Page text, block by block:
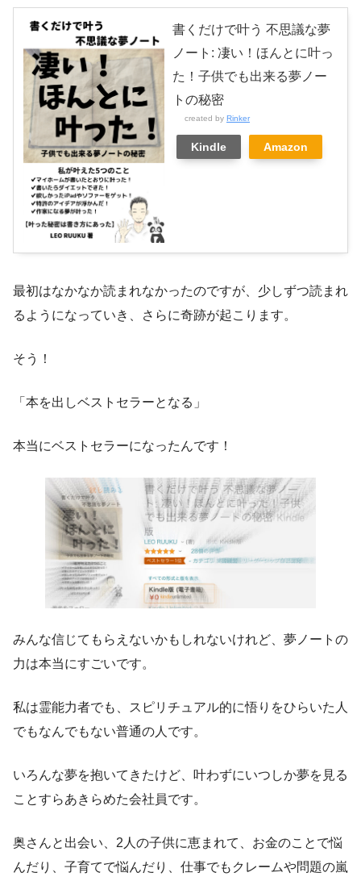
書くだけで叶う 不思議な夢
ノート: 凄い！ほんとに叶っ
た！子供でも出来る夢ノー
トの秘密
created by Rinker
Kindle Amazon
最初はなかなか読まれなかったのですが、少しずつ読まれ
るようになっていき、さらに奇跡が起こります。
そう！
「本を出しベストセラーとなる」
本当にベストセラーになったんです！
みんな信じてもらえないかもしれないけれど、夢ノートの
力は本当にすごいです。
私は霊能力者でも、スピリチュアル的に悟りをひらいた人
でもなんでもない普通の人です。
いろんな夢を抱いてきたけど、叶わずにいつしか夢を見る
ことすらあきらめた会社員です。
奥さんと出会い、2人の子供に恵まれて、お金のことで悩
んだり、子育てで悩んだり、仕事でもクレームや問題の嵐